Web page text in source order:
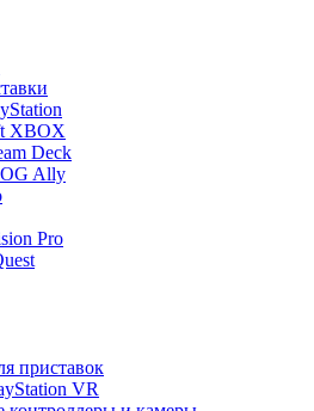
XBOX
Deck
Ally
Pro
приставок
VR